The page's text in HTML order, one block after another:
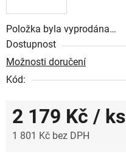
Položka byla vyprodána…
Dostupnost
Možnosti doručení
Kód:
2 179 Kč / ks
1 801 Kč bez DPH